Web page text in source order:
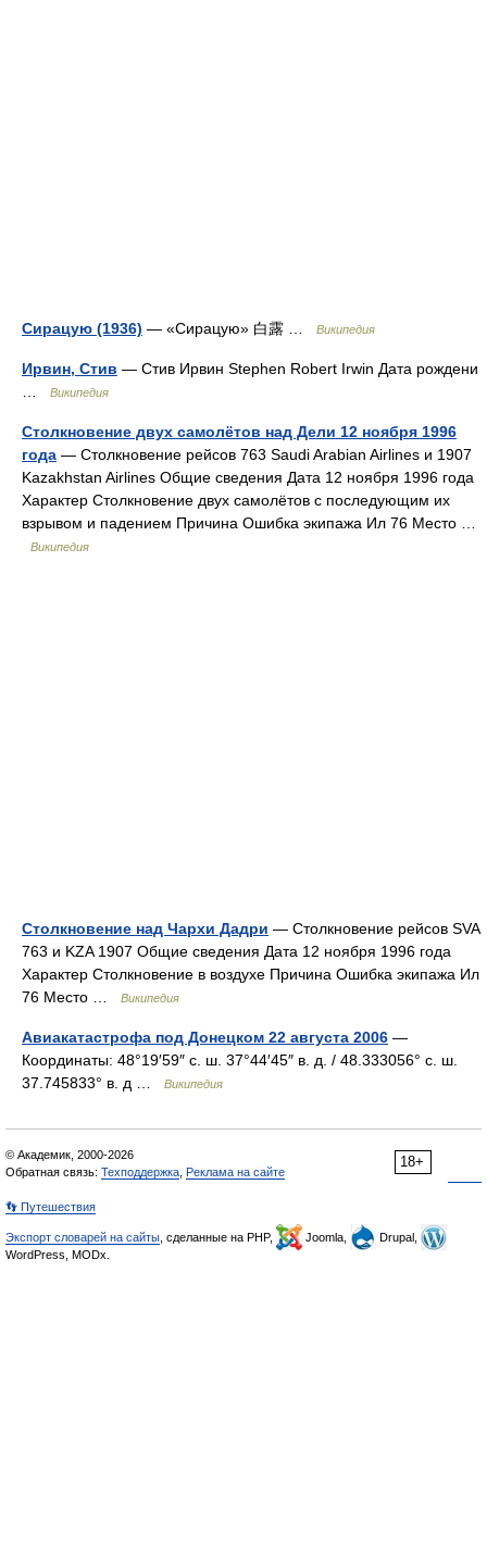
Сирацую (1936) — «Сирацую» 白露 … Википедия
Ирвин, Стив — Стив Ирвин Stephen Robert Irwin Дата рождени
Википедия
Столкновение двух самолётов над Дели 12 ноября 1996
года — Столкновение рейсов 763 Saudi Arabian Airlines и 1907
Kazakhstan Airlines Общие сведения Дата 12 ноября 1996 года
Характер Столкновение двух самолётов с последующим их
взрывом и падением Причина Ошибка экипажа Ил 76 Место …
Википедия
Столкновение над Чархи Дадри — Столкновение рейсов SVA
763 и KZA 1907 Общие сведения Дата 12 ноября 1996 года
Характер Столкновение в воздухе Причина Ошибка экипажа Ил
76 Место …
Википедия
Авиакатастрофа под Донецком 22 августа 2006 —
Координаты: 48°19′59″ с. ш. 37°44′45″ в. д. / 48.333056° с. ш.
37.745833° в. д …
Википедия
18+
© Академик, 2000-2026
Обратная связь: Техподдержка Реклама на сайте
👣 Путешествия
Экспорт словарей на сайты , сделанные на PHP, Joomla,
Drupal,
WordPress, MODx.